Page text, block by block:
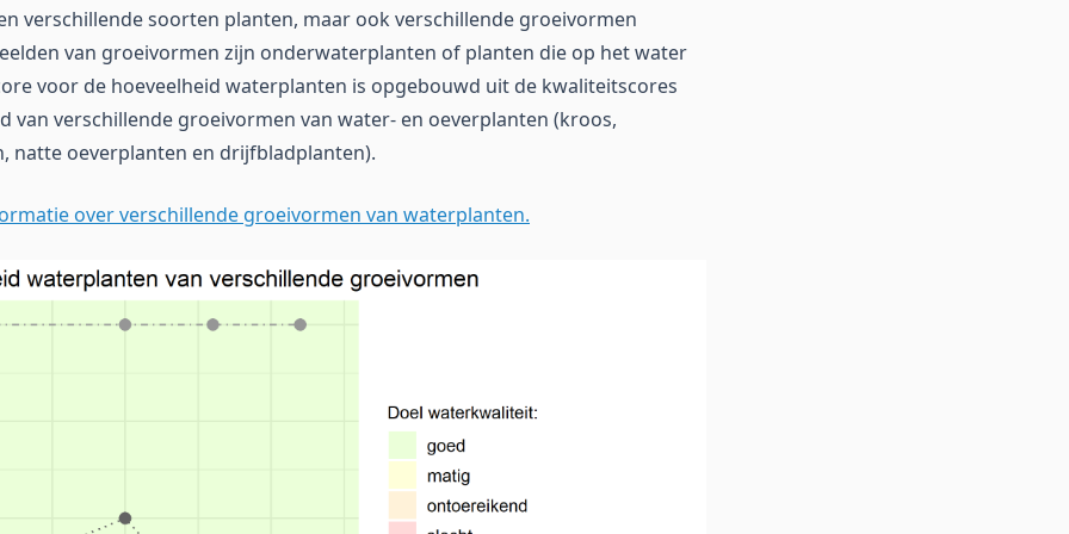
verschillende soorten planten, maar ook verschillende groeivormen
van groeivormen zijn onderwaterplanten of planten die op het water
voor de hoeveelheid waterplanten is opgebouwd uit de kwaliteitscores
van verschillende groeivormen van water- en oeverplanten (kroos,
natte oeverplanten en drijfbladplanten).
over verschillende groeivormen van waterplanten.